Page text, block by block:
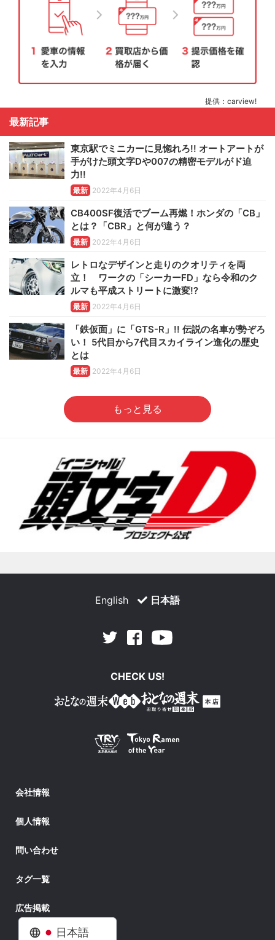
日本語
提供：carview!
最新記事
東京駅でミニカーに見惚れろ!! オートアートが
手がけた頭文字Dや007の精密モデルがド迫
力!!
最新 2022年4月6日
CB400SF復活でブーム再燃！ホンダの「CB」
とは？「CBR」と何が違う？
最新 2022年4月6日
レトロなデザインと走りのクオリティを両
立！ ワークの「シーカーFD」なら令和のク
ルマも平成ストリートに激変!?
最新 2022年4月6日
「鉄仮面」に「GTS-R」!! 伝説の名車が勢ぞろ
い！ 5代目から7代目スカイライン進化の歴史
とは
最新 2022年4月6日
もっと見る
English 日本語
Twitter Facebook
CHECK US!
会社情報
個人情報
問い合わせ
タグ一覧
広告掲載